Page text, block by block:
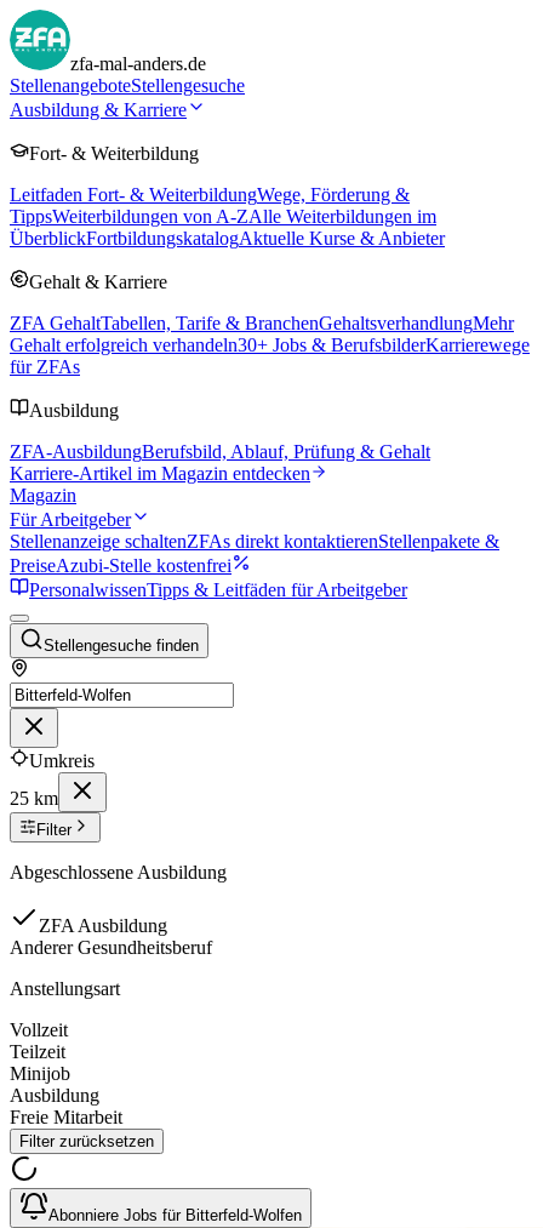
zfa-mal-anders.de
StellenangeboteStellengesuche
Ausbildung & Karriere
Fort- & Weiterbildung
Leitfaden Fort- & WeiterbildungWege, Förderung &
TippsWeiterbildungen von A-ZAlle Weiterbildungen im
ÜberblickFortbildungskatalogAktuelle Kurse & Anbieter
Gehalt & Karriere
ZFA GehaltTabellen, Tarife & BranchenGehaltsverhandlungMehr
Gehalt erfolgreich verhandeln30+ Jobs & BerufsbilderKarrierewege
für ZFAs
Ausbildung
ZFA-AusbildungBerufsbild, Ablauf, Prüfung & Gehalt
Karriere-Artikel im Magazin entdecken
Magazin
Für Arbeitgeber
Stellenanzeige schaltenZFAs direkt kontaktierenStellenpakete &
PreiseAzubi-Stelle kostenfrei
PersonalwissenTipps & Leitfäden für Arbeitgeber
Stellengesuche finden
Umkreis
25 km
Filter
Abgeschlossene Ausbildung
ZFA Ausbildung
Anderer Gesundheitsberuf
Anstellungsart
Vollzeit
Teilzeit
Minijob
Ausbildung
Freie Mitarbeit
Filter zurücksetzen
Abonniere Jobs für Bitterfeld-Wolfen